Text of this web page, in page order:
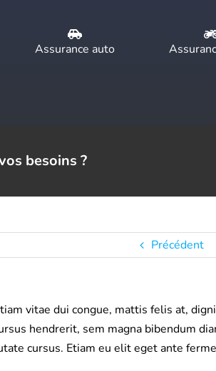
Assurance auto
besoins ?
Précédent
vitae dui congue, mattis felis at,
hendrerit, sem magna bibendum
cursus. Etiam eu elit eget ante